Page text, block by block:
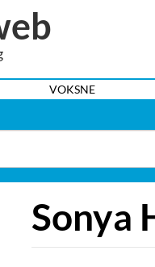
VOKSNE
Sonya